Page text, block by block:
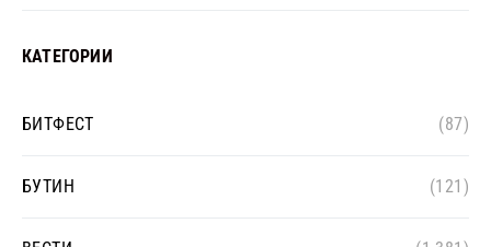
КАТЕГОРИИ
БИТФЕСТ (87)
БУТИН (121)